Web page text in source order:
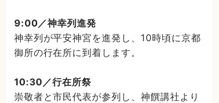
9:00／神幸列進発
神幸列が平安神宮を進発し、10時頃に京都
御所の行在所に到着します。
10:30／行在所祭
崇敬者と市民代表が参列し、神饌講社より